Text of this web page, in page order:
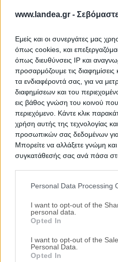
www.landea.gr -
Εμείς και οι συνεργάτες μας
όπως cookies, και
όπως διευθύνσεις IP και
προσαρμόζουμε τις
τα ενδιαφέροντά σας, για να
διαφημίσεων και του
εις βάθος γνώση του κοινού που
περιεχόμενο. Κάντε κλικ
χρήση αυτής της τεχνολογίας
προσωπικών σας δεδομένων
Μπορείτε να αλλάξετε γνώμη και
συγκατάθεσής σας ανά πάσα
services and may gather and
not limited to your visit or
grant or deny consent to
use your data for below
consent section.
Personal Data Processing
I want to opt-out of the
personal data.
Opted In
I want to opt-out of the
Personal Data.
Opted In
Βιομηχανικό κτήριο
Μελίσσια, Κοίλα, Κοζάνη,
1250.64 m²
Χρηματοδότηση
Πρώτη Προσφορά:
Αποθηκεύστε την
Ψάχνετε γιαΒιομηχανικό Χώρο
; Εδώ μπορείτε να βρείτε